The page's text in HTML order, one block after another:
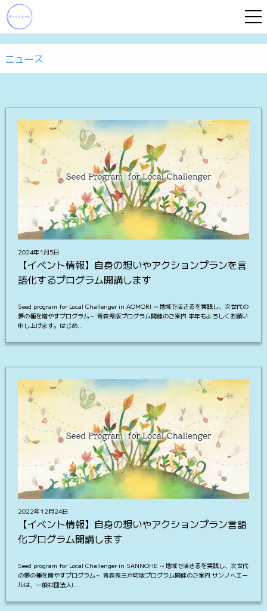
ニュース
2024年1月5日
【イベント情報】自身の想いやアクションプランを言
語化するプログラム開講します
Seed program for Local Challenger in AOMORI ～地域で活きるを実践し、次世代の
夢の種を増やすプログラム～ 青森県版プログラム開催のご案内 本年もよろしくお願い
申し上げます。はじめ…
2022年12月24日
【イベント情報】自身の想いやアクションプラン言語
化プログラム開講します
Seed program for Local Challenger in SANNOHE ～地域で活きるを実践し、次世代
の夢の種を増やすプログラム～ 青森県三戸町版プログラム開催のご案内 サンノヘエー
ルは、一般社団法人I…